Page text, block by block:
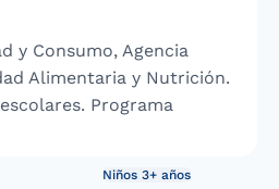
y Consumo, Agencia
Alimentaria y Nutrición.
Programa
Niños 3+ años